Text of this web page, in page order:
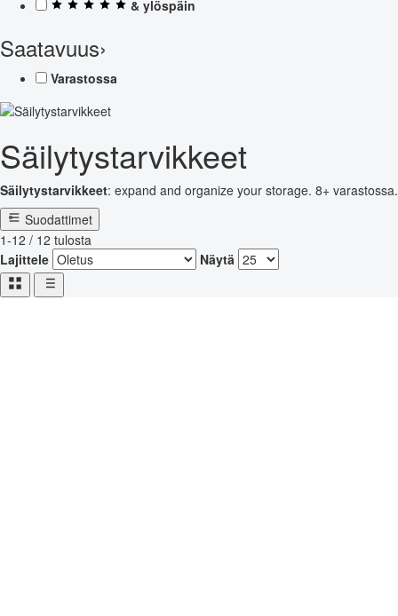
& ylöspäin
Saatavuus›
Varastossa
Säilytystarvikkeet
Säilytystarvikkeet: expand and organize your storage. 8+ varastossa.
Suodattimet
1-12 / 12 tulosta
Lajittele
Näytä